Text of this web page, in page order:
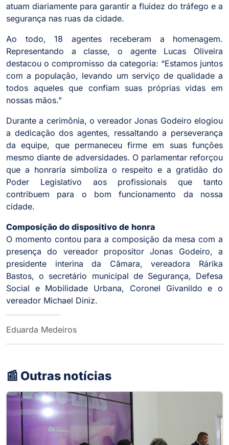
atuam diariamente para garantir a fluidez do tráfego e a
segurança nas ruas da cidade.
Ao todo, 18 agentes receberam a homenagem.
Representando a classe, o agente Lucas Oliveira
destacou o compromisso da categoria: “Estamos juntos
com a população, levando um serviço de qualidade a
todos aqueles que confiam suas próprias vidas em
nossas mãos.”
Durante a cerimônia, o vereador Jonas Godeiro elogiou
a dedicação dos agentes, ressaltando a perseverança
da equipe, que permaneceu firme em suas funções
mesmo diante de adversidades. O parlamentar reforçou
que a honraria simboliza o respeito e a gratidão do
Poder Legislativo aos profissionais que tanto
contribuem para o bom funcionamento da nossa
cidade.
Composição do dispositivo de honra
O momento contou para a composição da mesa com a
presença do vereador propositor Jonas Godeiro, a
presidente interina da Câmara, vereadora Rárika
Bastos, o secretário municipal de Segurança, Defesa
Social e Mobilidade Urbana, Coronel Givanildo e o
vereador Michael Diniz.
Eduarda Medeiros
📰 Outras notícias